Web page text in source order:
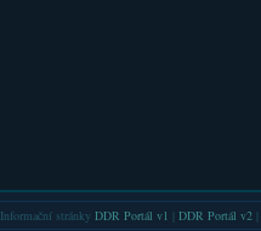
Informační stránky DDR Portál v1 DDR Portál v2|